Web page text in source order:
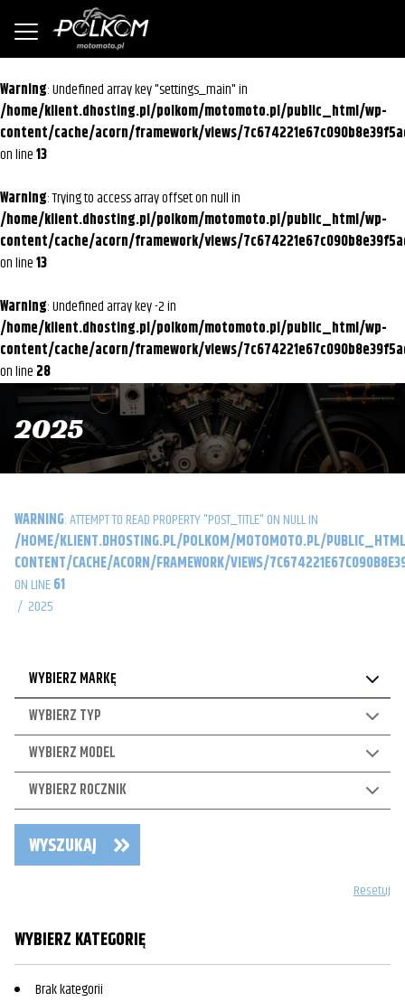
Warning : Undefined array key "settings_main" in
/home/klient.dhosting.pl/polkom/motomoto.pl/public_html/wp-
content/cache/acorn/framework/views/
on line13
Warning : Trying to access array offset on null in
/home/klient.dhosting.pl/polkom/motomoto.pl/public_html/wp-
content/cache/acorn/framework/views/
on line13
Warning : Undefined array key -2 in
/home/klient.dhosting.pl/polkom/motomoto.pl/public_html/wp-
content/cache/acorn/framework/views/
on line 28
2025
WARNING : ATTEMPT TO READ PROPERTY "POST_TITLE" ON NULL IN
/HOME/KLIENT.DHOSTING.PL/POLKOM/MOTOMOTO.PL/
CONTENT/CACHE/ACORN/FRAMEWORK/VIEWS/
ON LINE61
/ 2025
WYBIERZ MARKĘ
WYBIERZ TYP
WYBIERZ MODEL
WYBIERZ ROCZNIK
WYSZUKAJ
Resetuj
WYBIERZ KATEGORIĘ
Brak kategorii